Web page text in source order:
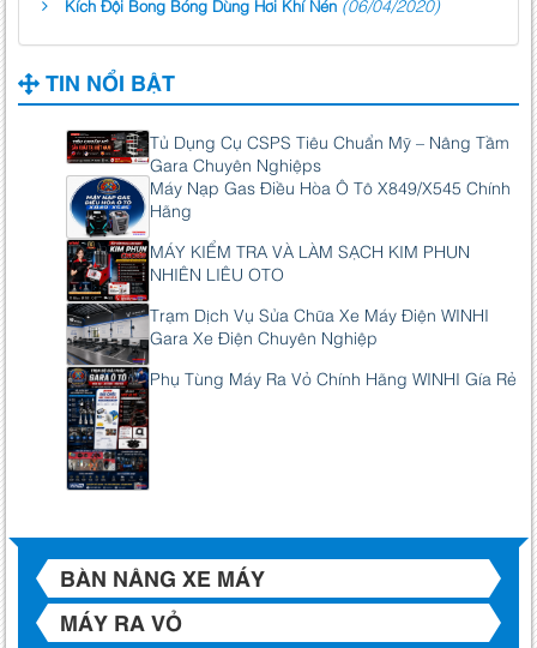
TIN NỔI BẬT
Tủ Dụng Cụ CSPS Tiêu Chuẩn Mỹ – Nâng Tầm
Gara Chuyên Nghiệps
Máy Nạp Gas Điều Hòa Ô Tô X849/X545 Chính
Hãng
MÁY KIỂM TRA VÀ LÀM SẠCH KIM PHUN
NHIÊN LIÊU OTO
Trạm Dịch Vụ Sửa Chữa Xe Máy Điện WINHI
Gara Xe Điện Chuyên Nghiệp
Phụ Tùng Máy Ra Vỏ Chính Hãng WINHI Gía Rẻ
BÀN NÂNG XE MÁY
MÁY RA VỎ